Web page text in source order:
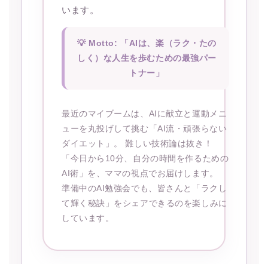
います。
💡 Motto: 「AIは、楽（ラク・たの
しく）な人生を歩むための最強パー
トナー」
最近のマイブームは、AIに献立と運動メニ
ューを丸投げして挑む「AI流・頑張らない
ダイエット」。 難しい技術論は抜き！
「今日から10分、自分の時間を作るための
AI術」を、ママの視点でお届けします。
準備中のAI勉強会でも、皆さんと「ラクし
て輝く秘訣」をシェアできるのを楽しみに
しています。